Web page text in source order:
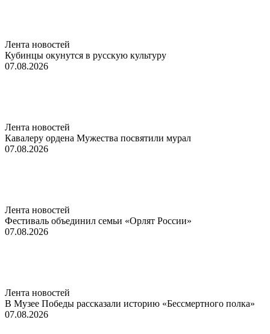
Лента новостей
Кубинцы окунутся в русскую культуру
07.08.2026
Лента новостей
Кавалеру ордена Мужества посвятили мурал
07.08.2026
Лента новостей
Фестиваль объединил семьи «Орлят России»
07.08.2026
Лента новостей
В Музее Победы рассказали историю «Бессмертного полка»
07.08.2026